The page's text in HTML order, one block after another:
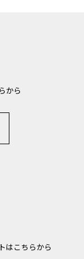
から
はこちらから